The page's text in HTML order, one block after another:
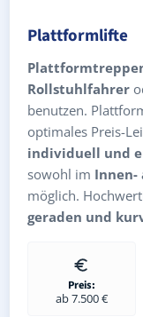
Plattformlifte
Rollstuhlfahrer
benutzen.
optimales Preis-
individuell und
sowohl im Innen-
möglich.
geraden und
Preis:
ab 7.500 €